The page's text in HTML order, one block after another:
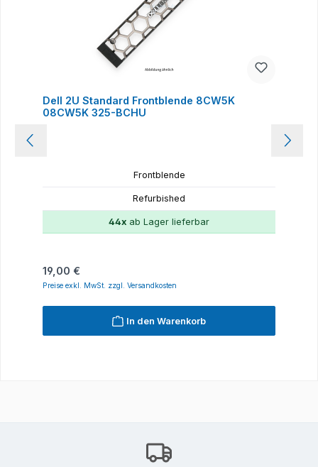
Dell 2U Standard Frontblende 8CW5K
08CW5K 325-BCHU
Frontblende
Refurbished
44x ab Lager lieferbar
Regulärer Preis:
19,00 €
Preise exkl. MwSt. zzgl. Versandkosten
In den Warenkorb